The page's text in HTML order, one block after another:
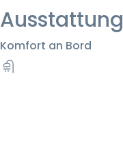
Ausstattung
Komfort an Bord